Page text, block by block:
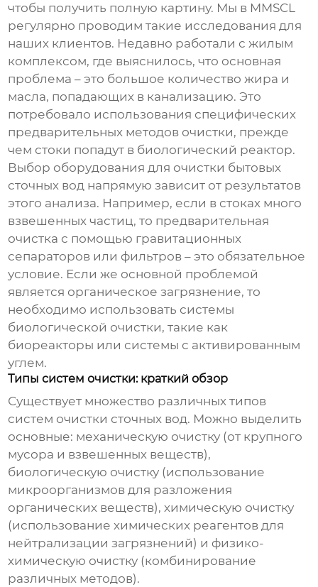
чтобы получить полную картину. Мы в MMSCL
регулярно проводим такие исследования для
наших клиентов. Недавно работали с жилым
комплексом, где выяснилось, что основная
проблема – это большое количество жира и
масла, попадающих в канализацию. Это
потребовало использования специфических
предварительных методов очистки, прежде
чем стоки попадут в биологический реактор.
Выбор оборудования для очистки бытовых
сточных вод напрямую зависит от результатов
этого анализа. Например, если в стоках много
взвешенных частиц, то предварительная
очистка с помощью гравитационных
сепараторов или фильтров – это обязательное
условие. Если же основной проблемой
является органическое загрязнение, то
необходимо использовать системы
биологической очистки, такие как
биореакторы или системы с активированным
углем.
Типы систем очистки: краткий обзор
Существует множество различных типов
систем очистки сточных вод. Можно выделить
основные: механическую очистку (от крупного
мусора и взвешенных веществ),
биологическую очистку (использование
микроорганизмов для разложения
органических веществ), химическую очистку
(использование химических реагентов для
нейтрализации загрязнений) и физико-
химическую очистку (комбинирование
различных методов).